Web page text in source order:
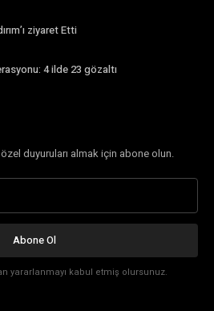
ziyaret Etti
4 ilde 23 gözaltı
duyuruları almak için abone olun.
Abone Ol
yararlanmayı kabul etmiş olursunuz.